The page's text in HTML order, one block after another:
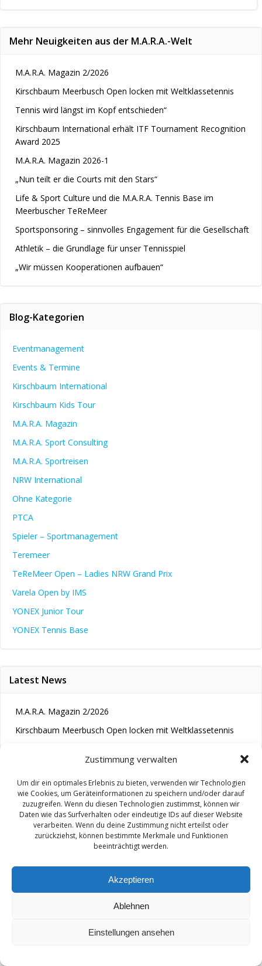
Zustimmung verwalten
Um dir ein optimales Erlebnis zu bieten, verwenden wir Technologien
wie Cookies, um Geräteinformationen zu speichern und/oder darauf
zuzugreifen. Wenn du diesen Technologien zustimmst, können wir
Daten wie das Surfverhalten oder eindeutige IDs auf dieser Website
verarbeiten. Wenn du deine Zustimmung nicht erteilst oder
zurückziehst, können bestimmte Merkmale und Funktionen
beeinträchtigt werden.
Akzeptieren
Ablehnen
Einstellungen ansehen
Mehr Neuigkeiten aus der M.A.R.A.-Welt
M.A.R.A. Magazin 2/2026
Kirschbaum Meerbusch Open locken mit Weltklassetennis
Tennis wird längst im Kopf entschieden“
Kirschbaum International erhält ITF Tournament Recognition
Award 2025
M.A.R.A. Magazin 2026-1
„Nun teilt er die Courts mit den Stars“
Life & Sport Culture und die M.A.R.A. Tennis Base im
Meerbuscher TeReMeer
Sportsponsoring – sinnvolles Engagement für die Gesellschaft
Athletik – die Grundlage für unser Tennisspiel
„Wir müssen Kooperationen aufbauen“
Blog-Kategorien
Eventmanagement
Events & Termine
Kirschbaum International
Kirschbaum Kids Tour
M.A.R.A. Magazin
M.A.R.A. Sport Consulting
M.A.R.A. Sportreisen
NRW International
Ohne Kategorie
PTCA
Spieler – Sportmanagement
Teremeer
TeReMeer Open – Ladies NRW Grand Prix
Varela Open by IMS
YONEX Junior Tour
YONEX Tennis Base
Latest News
M.A.R.A. Magazin 2/2026
Kirschbaum Meerbusch Open locken mit Weltklassetennis
© 2026 M.A.R.A.. Created for free using WordPress and
Colibri
Impressum/ Disclaimer